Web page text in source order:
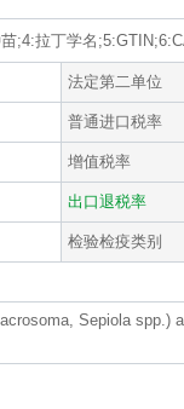
;4:拉丁学名
法定第二单位
普通进口税率
增值税率
出口退税率
检验检疫类别
Sepiola spp.)